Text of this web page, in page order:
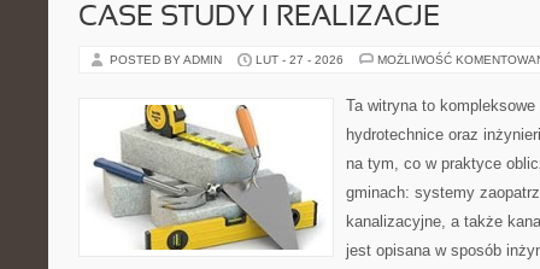
CASE STUDY I REALIZACJE
POSTED BY ADMIN LUT - 27 - 2026 MOŻLIWOŚĆ
Ta witryna to
hydrotechnice oraz
na tym, co w praktyce
gminach: systemy
kanalizacyjne, a także
jest opisana w sposób